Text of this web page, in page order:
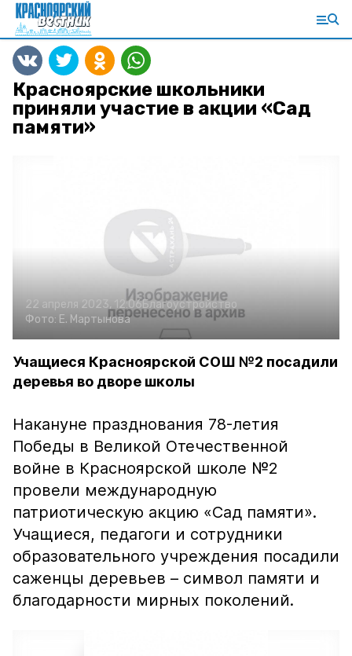
Красноярские школьники
приняли участие в акции «Сад
памяти»
22 апреля 2023, 12:06Благоустройство
Фото: Е. Мартынова
Учащиеся Красноярской СОШ №2 посадили
деревья во дворе школы
Накануне празднования 78-летия
Победы в Великой Отечественной
войне в Красноярской школе №2
провели международную
патриотическую акцию «Сад памяти».
Учащиеся, педагоги и сотрудники
образовательного учреждения посадили
саженцы деревьев – символ памяти и
благодарности мирных поколений.